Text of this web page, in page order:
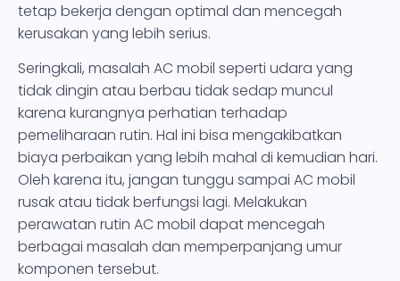
tetap bekerja dengan optimal dan mencegah
kerusakan yang lebih serius.
Seringkali, masalah AC mobil seperti udara yang
tidak dingin atau berbau tidak sedap muncul
karena kurangnya perhatian terhadap
pemeliharaan rutin. Hal ini bisa mengakibatkan
biaya perbaikan yang lebih mahal di kemudian hari.
Oleh karena itu, jangan tunggu sampai AC mobil
rusak atau tidak berfungsi lagi. Melakukan
perawatan rutin AC mobil dapat mencegah
berbagai masalah dan memperpanjang umur
komponen tersebut.